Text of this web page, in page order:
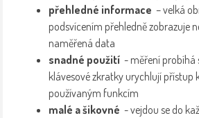
přehledné informace – velká
podsvícením přehledně zobrazuje
naměřená data
snadné použití - měření
klávesové zkratky urychlují přístup
používaným funkcím
malé a šikovné - vejdou se do